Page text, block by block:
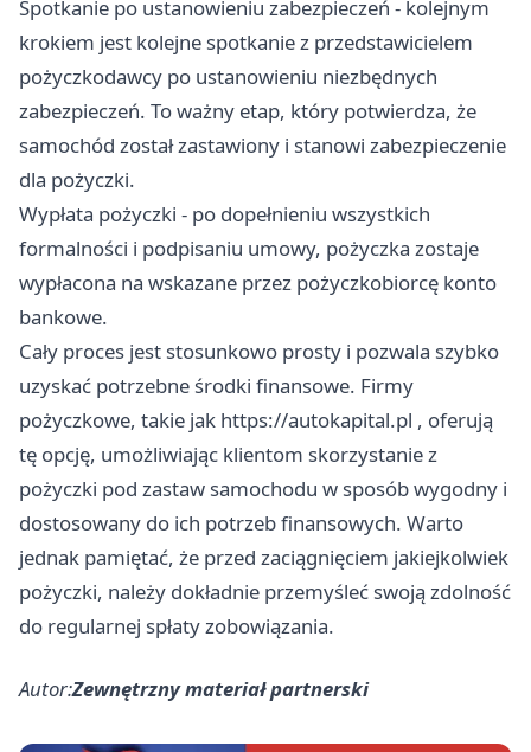
Spotkanie po ustanowieniu zabezpieczeń - kolejnym
krokiem jest kolejne spotkanie z przedstawicielem
pożyczkodawcy po ustanowieniu niezbędnych
zabezpieczeń. To ważny etap, który potwierdza, że
samochód został zastawiony i stanowi zabezpieczenie
dla pożyczki.
Wypłata pożyczki - po dopełnieniu wszystkich
formalności i podpisaniu umowy, pożyczka zostaje
wypłacona na wskazane przez pożyczkobiorcę konto
bankowe.
Cały proces jest stosunkowo prosty i pozwala szybko
uzyskać potrzebne środki finansowe. Firmy
pożyczkowe, takie jak https://autokapital.pl , oferują
tę opcję, umożliwiając klientom skorzystanie z
pożyczki pod zastaw samochodu w sposób wygodny i
dostosowany do ich potrzeb finansowych. Warto
jednak pamiętać, że przed zaciągnięciem jakiejkolwiek
pożyczki, należy dokładnie przemyśleć swoją zdolność
do regularnej spłaty zobowiązania.
Autor:Zewnętrzny materiał partnerski